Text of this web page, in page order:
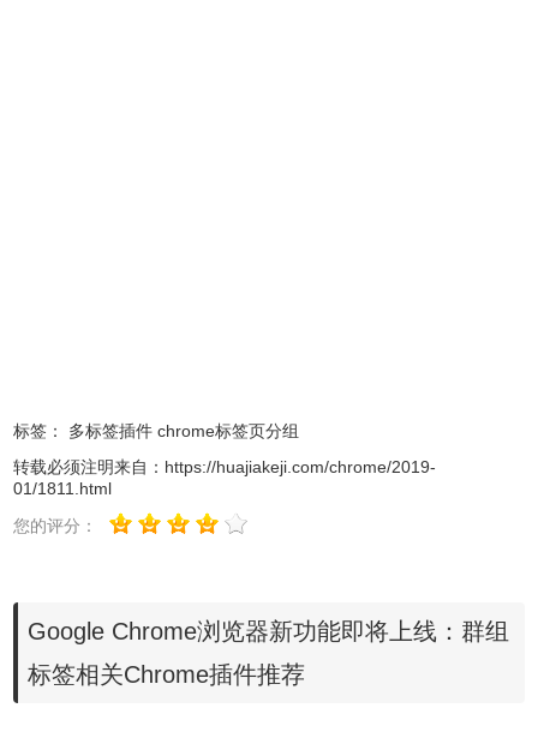
http://dl.google.com/release2/chrome/
https://dl.google.com/release2/chrome/
http://www.google.com/dl/release2/chrome/
https://www.google.com/dl/release2/chrome/
标签： 多标签插件 chrome标签页分组
转载必须注明来自： https://huajiakeji.com/chrome/2019-
01/1811.html
您的评分：
Google Chrome浏览器新功能即将上线：群组
标签相关Chrome插件推荐